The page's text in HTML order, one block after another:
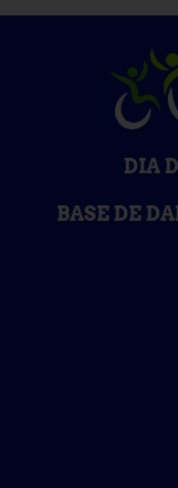
DIA
BASE DE